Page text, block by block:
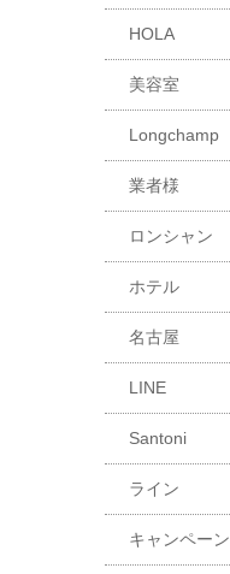
HOLA
美容室
Longchamp
業者様
ロンシャン
ホテル
名古屋
LINE
Santoni
ライン
キャンペーン